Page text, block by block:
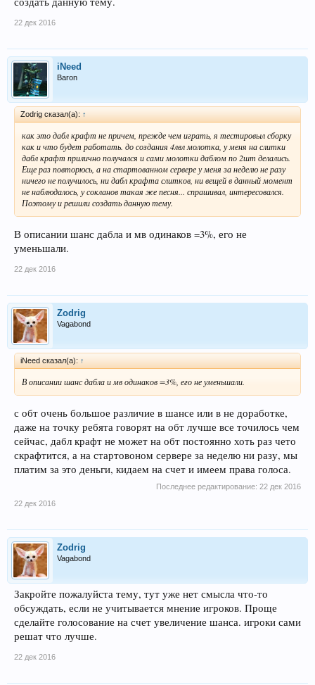
22 дек 2016
iNeed
Baron
Zodrig сказал(а): ↑
как это дабл крафт не причем, прежде чем играть, я тестировыл сборку
как и что будет работать. до создания 4лвл молотка, у меня на слитки
дабл крафт прилично получался и сами молотки даблом по 2шт делались.
Еще раз повторюсь, а на стартованном сервере у меня за неделю не разу
ничего не получилось, ни дабл крафта слитков, ни вещей в данный момент
не наблюдалось, у сокланов такая же песня... спрашивал, интересовался.
Поэтому и решили создать данную тему.
В описании шанс дабла и мв одинаков =3%, его не
уменьшали.
22 дек 2016
Zodrig
Vagabond
iNeed сказал(а): ↑
В описании шанс дабла и мв одинаков =3%, его не уменьшали.
с обт очень большое различие в шансе или в не доработке,
даже на точку ребята говорят на обт лучше все точилось чем
сейчас, дабл крафт не может на обт постоянно хоть раз чето
скрафтится, а на стартовоном сервере за неделю ни разу, мы
платим за это деньги, кидаем на счет и имеем права голоса.
Последнее редактирование: 22 дек 2016
22 дек 2016
Zodrig
Vagabond
Закройте пожалуйста тему, тут уже нет смысла что-то
обсуждать, если не учитывается мнение игроков. Проще
сделайте голосование на счет увеличение шанса. игроки сами
решат что лучше.
22 дек 2016